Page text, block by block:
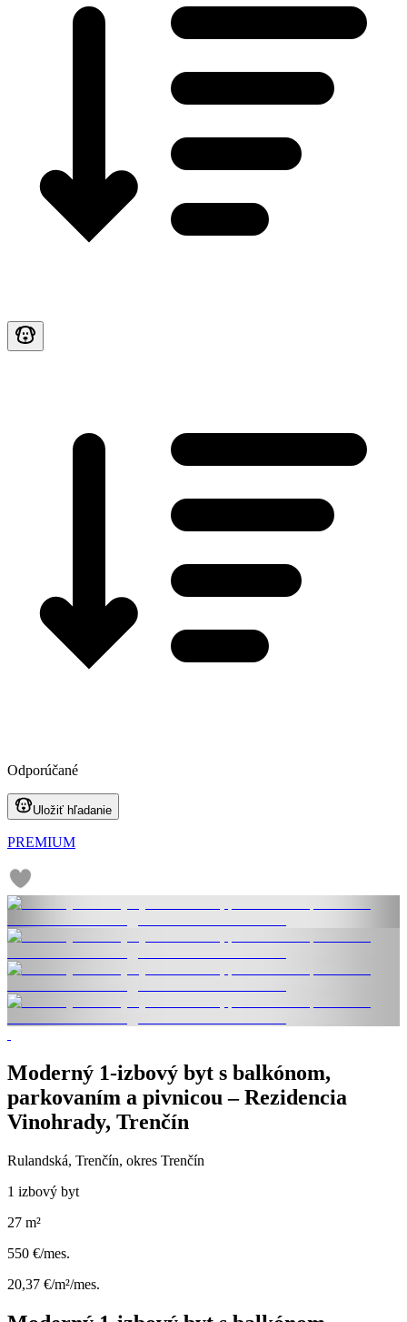
Odporúčané
Uložiť hľadanie
PREMIUM
Moderný 1-izbový byt s balkónom,
parkovaním a pivnicou – Rezidencia
Vinohrady, Trenčín
Rulandská, Trenčín, okres Trenčín
1 izbový byt
27 m²
550 €/mes.
20,37 €/m²/mes.